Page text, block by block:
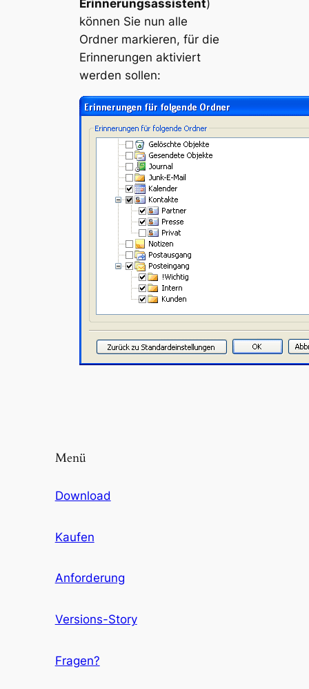
Erinnerungsassistent)
können Sie nun alle
Ordner markieren, für die
Erinnerungen aktiviert
werden sollen:
Menü
Download
Kaufen
Anforderung
Versions-Story
Fragen?